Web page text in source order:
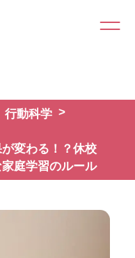
行動科学
変わる！？休校
庭学習のルール